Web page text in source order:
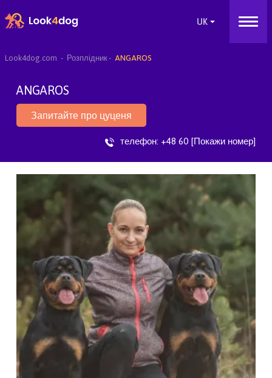
Look4dog.com Розплідник ANGAROS
ANGAROS
Запитайте про цуценя
телефон: +48 60 [Покажи номер]